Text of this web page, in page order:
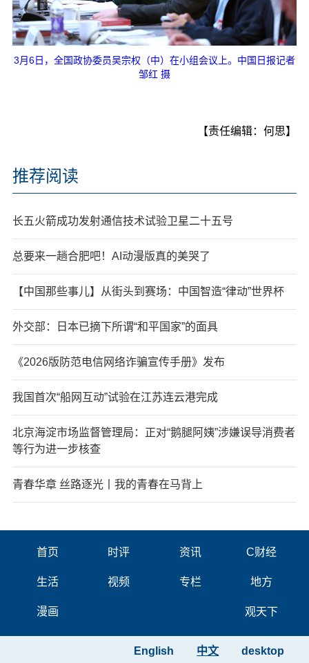
3月6日，全国政协委员吴宗权（中）在小组会议上。中国日报记者
邹红 摄
【责任编辑：何思】
推荐阅读
长五火箭成功发射通信技术试验卫星二十五号
总要来一趟合肥吧！AI动漫版真的美哭了
【中国那些事儿】从街头到赛场：中国智造“律动”世界杯
外交部：日本已摘下所谓“和平国家”的面具
《2026版防范电信网络诈骗宣传手册》发布
我国首次“船网互动”试验在江苏连云港完成
北京海淀市场监督管理局：正对“鹅腿阿姨”涉嫌误导消费者
等行为进一步核查
青春华章 丝路逐光丨我的青春在马背上
首页 时评 资讯 C财经
生活 视频 专栏 地方
漫画 观天下
desktop
中文
English